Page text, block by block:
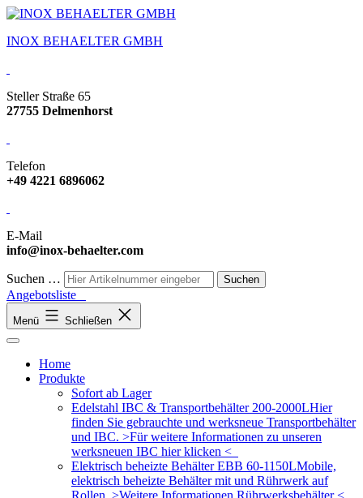
INOX BEHAELTER GMBH
Steller Straße 65
27755 Delmenhorst
Telefon
+49 4221 6896062
E-Mail
info@inox-behaelter.com
Suchen …
Angebotsliste
Menü Schließen
Home
Produkte
Sofort ab Lager
Edelstahl IBC & Transportbehälter 200-2000LHier
finden Sie gebrauchte und werksneue Transportbehälter
und IBC. >Für weitere Informationen zu unseren
werksneuen IBC hier klicken <
Elektrisch beheizte Behälter EBB 60-1150LMobile,
elektrisch beheizte Behälter mit und Rührwerk auf
Rollen. >Weitere Informationen Rührwerksbehälter <